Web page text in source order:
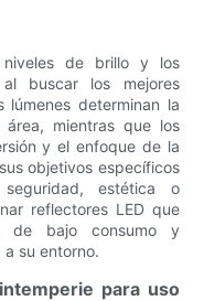
niveles de brillo y los
buscar los mejores
lúmenes determinan la
mientras que los
y el enfoque de la
objetivos específicos
estética o
reflectores LED que
de bajo consumo y
su entorno.
para uso